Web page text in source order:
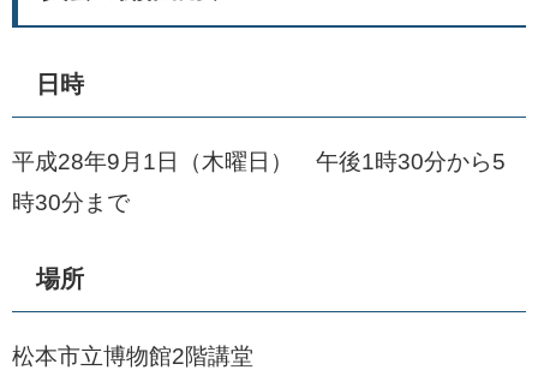
日時
平成28年9月1日（木曜日） 午後1時30分から5
時30分まで
場所
松本市立博物館2階講堂